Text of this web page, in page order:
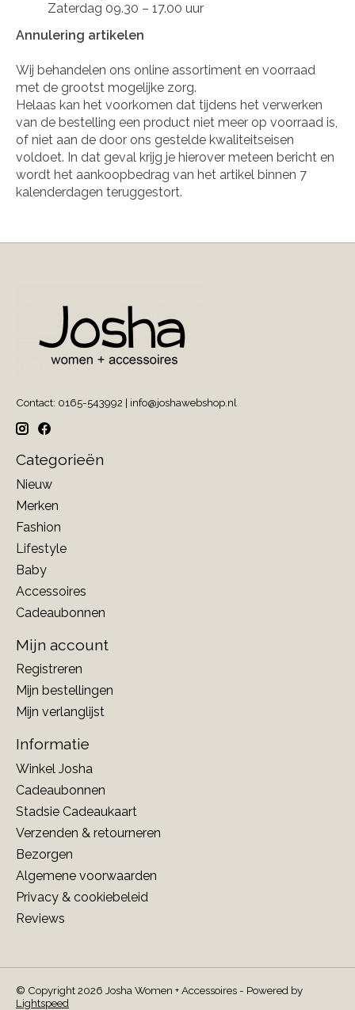
Zaterdag 09.30 – 17.00 uur
Annulering artikelen
Wij behandelen ons online assortiment en voorraad
met de grootst mogelijke zorg.
Helaas kan het voorkomen dat tijdens het verwerken
van de bestelling een product niet meer op voorraad is,
of niet aan de door ons gestelde kwaliteitseisen
voldoet. In dat geval krijg je hierover meteen bericht en
wordt het aankoopbedrag van het artikel binnen 7
kalenderdagen teruggestort.
Contact: 0165-543992 | info@joshawebshop.nl
Categorieën
Nieuw
Merken
Fashion
Lifestyle
Baby
Accessoires
Cadeaubonnen
Mijn account
Registreren
Mijn bestellingen
Mijn verlanglijst
Informatie
Winkel Josha
Cadeaubonnen
Stadsie Cadeaukaart
Verzenden & retourneren
Bezorgen
Algemene voorwaarden
Privacy & cookiebeleid
Reviews
© Copyright 2026 Josha Women + Accessoires - Powered by
Lightspeed